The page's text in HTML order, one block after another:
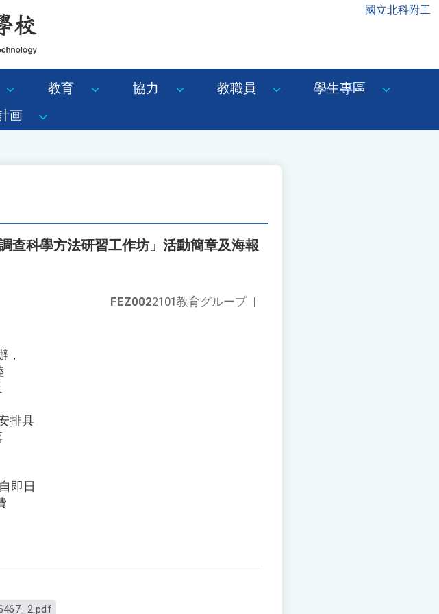
國立北科附工
教育 協力 教職員
學生專區
画
查科學方法研習工作坊」活動簡章及海報
FEZ0022101教育グループ |
，
排具
即日